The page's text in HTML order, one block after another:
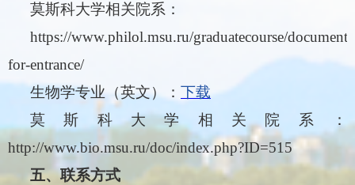
莫斯科大学相关院系：
https://www.philol.msu.ru/graduatecourse/
for-entrance/
生物学专业（英文）： 下载
莫斯科大学相关院系：
http://www.bio.msu.ru/doc/index.php?ID=515
五、联系方式